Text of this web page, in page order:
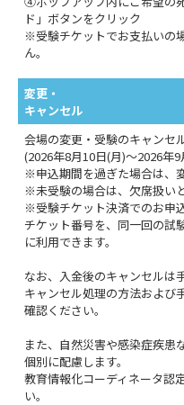
ド」ボタンをクリック
※受験チケットでお支払いの
ん。
変更・
キャンセル
会場の変更・受験のキャンセ
(2026年8月10日(月)～2026年9
※申込期間を過ぎた場合は、
※未受験の場合は、欠席扱い
※受験チケット決済でのお申
チケット番号を、同一回の試
に利用できます。
なお、入金後のキャンセルは
キャンセル処理の方法および
確認ください。
また、自然災害や感染症疾患
個別に配慮します。
教育情報化コーディネータ認
い。